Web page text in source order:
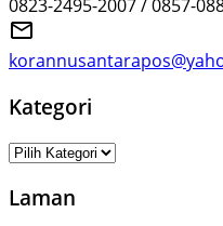
0823-2495-2007 / 0857-
Kategori
Kategori
Laman